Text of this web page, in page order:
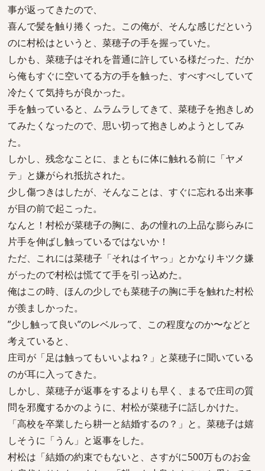
事が返ってきたので、
喜んで髪を触り捲くった。この俺が、そんな感じだという
のに村松はというと、菜穂子の手を握っていた。
しかも、菜穂子はそれを普通に許している様だった、だか
ら俺もすぐに空いてる方の手を触った、すべすべしていて
冷たくて気持ちが良かった。
手を触っていると、ムラムラしてきて、菜穂子を抱きしめ
てみたくなったので、思い切って抱きしめようとしてみ
た。
しかし、残念なことに、まともに体に触れる前に「ヤメ
テ」と嫌がられ抵抗された。
少し傷つきはしたが、そんなことは、すぐに忘れる出来事
が目の前で起こった。
なんと！村松が菜穂子の胸に、あの憧れの上品な膨らみに
片手を伸ばし触っているではないか！
ただ、これには菜穂子「それはイヤっ」とかなりキツク嫌
がったので村松は慌てて手を引っ込めた。
俺はこの時、ほんの少しでも菜穂子の胸に手を触れた村松
が羨ましかった。
”少し触って良い”のレベルって、この程度なのか〜などと
考えていると、
庄司が「足は触ってもいいよね？」と菜穂子に聞いている
のが耳に入ってきた。
しかし、菜穂子が返事をするよりも早く、まるで庄司の質
問を邪魔するかのように、村松が菜穂子に話しかけた。
「高校を卒業したら耕一と結婚するの？」と。菜穂子は嬉
しそうに「うん」と返事をした。
村松は「結婚の約束でもないと、さすがに500万ものお金